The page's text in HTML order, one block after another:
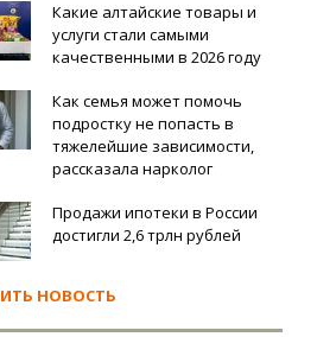
Какие алтайские товары и
услуги стали самыми
качественными в 2026 году
Как семья может помочь
подростку не попасть в
тяжелейшие зависимости,
рассказала нарколог
Продажи ипотеки в России
достигли 2,6 трлн рублей
НОВОСТЬ